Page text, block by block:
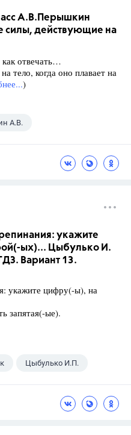
А.В.Перышкин
силы, действующие на
отвечать…
тело, когда оно плавает на
)
А.В.
укажите
ых)... Цыбулько И.
Вариант 13.
укажите цифру(-ы), на
запятая(-ые).
Цыбулько И.П.